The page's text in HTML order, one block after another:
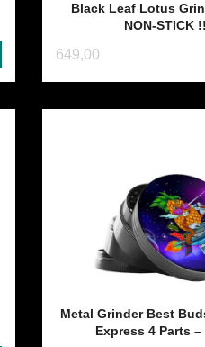
Black Leaf Lotus
NON-STICK
649,00
Metal Grinder Best
Express 4 Parts –